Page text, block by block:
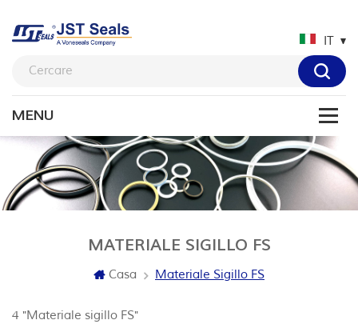
IT
MATERIALE SIGILLO FS
Casa Materiale Sigillo FS
4 "Materiale sigillo FS"